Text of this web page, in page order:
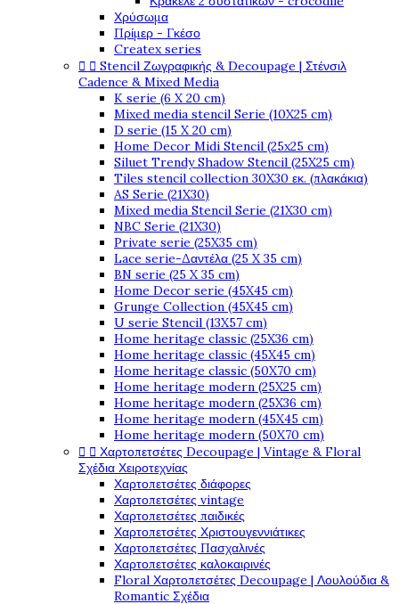
Χρύσωμα
Πρίμερ - Γκέσο
Createx series
  Stencil Ζωγραφικής & Decoupage | Στένσιλ
Cadence & Mixed Media
K serie (6 X 20 cm)
Mixed media stencil Serie (10X25 cm)
D serie (15 X 20 cm)
Home Decor Midi Stencil (25x25 cm)
Siluet Trendy Shadow Stencil (25X25 cm)
Tiles stencil collection 30X30 εκ. (πλακάκια)
AS Serie (21X30)
Mixed media Stencil Serie (21X30 cm)
NBC Serie (21X30)
Private serie (25X35 cm)
Lace serie-Δαντέλα (25 X 35 cm)
BN serie (25 X 35 cm)
Home Decor serie (45X45 cm)
Grunge Collection (45X45 cm)
U serie Stencil (13X57 cm)
Home heritage classic (25X36 cm)
Home heritage classic (45X45 cm)
Home heritage classic (50X70 cm)
Home heritage modern (25X25 cm)
Home heritage modern (25X36 cm)
Home heritage modern (45X45 cm)
Home heritage modern (50X70 cm)
  Χαρτοπετσέτες Decoupage | Vintage & Floral
Σχέδια Χειροτεχνίας
Χαρτοπετσέτες διάφορες
Χαρτοπετσέτες vintage
Χαρτοπετσέτες παιδικές
Χαρτοπετσέτες Χριστουγεννιάτικες
Χαρτοπετσέτες Πασχαλινές
Χαρτοπετσέτες καλοκαιρινές
Floral Χαρτοπετσέτες Decoupage | Λουλούδια &
Romantic Σχέδια